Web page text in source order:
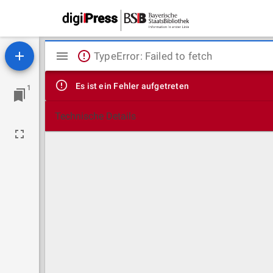
1
Mirador
Viewer
TypeError: Failed to fetch
Es ist ein Fehler aufgetreten
Technische Details